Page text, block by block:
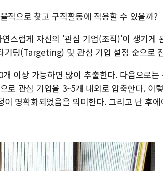
적으로 찾고 구직활동에 적용할 수 있을까?
스럽게 자신의 '관심 기업(조직)'이 생기게
기팅(Targeting) 및 관심 기업 설정 순으로
이상 가능하면 많이 추출한다. 다음으로
로 관심 기업을 3~5개 내외로 압축한다. 이
명확화되었음을 의미한다. 그리고 난 후